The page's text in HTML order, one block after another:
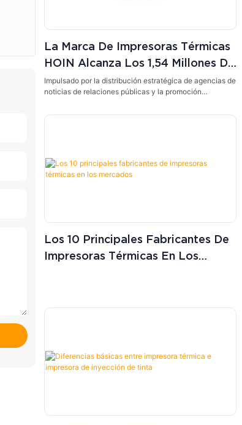
La Marca De Impresoras Térmicas
HOIN Alcanza Los 1,54 Millones De
Páginas Indexadas En Google.
Impulsado por la distribución estratégica de agencias de
noticias de relaciones públicas y la promoción
Los 10 Principales Fabricantes De
Impresoras Térmicas En Los